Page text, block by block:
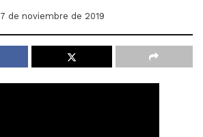
7 de noviembre de 2019